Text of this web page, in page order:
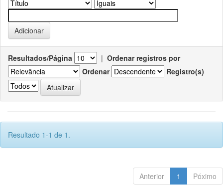
Resultados/Página | Ordenar registros por
Ordenar
Registro(s)
Resultado 1-1 de 1.
Anterior 1 Póximo